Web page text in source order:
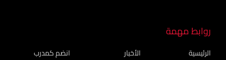
روابط مهمة
الرئيسية
الأخبار
انضم كمدرب